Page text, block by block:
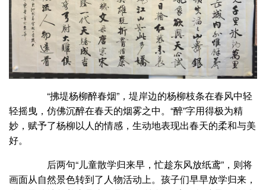
“拂堤杨柳醉春烟”，堤岸边的杨柳枝条在春风中轻
轻摇曳，仿佛沉醉在春天的烟雾之中。“醉”字用得极为精
妙，赋予了杨柳以人的情感，生动地表现出春天的柔和与美
好。
后两句“儿童散学归来早，忙趁东风放纸鸢”，则将
画面从自然景色转到了人物活动上。孩子们早早放学归来，